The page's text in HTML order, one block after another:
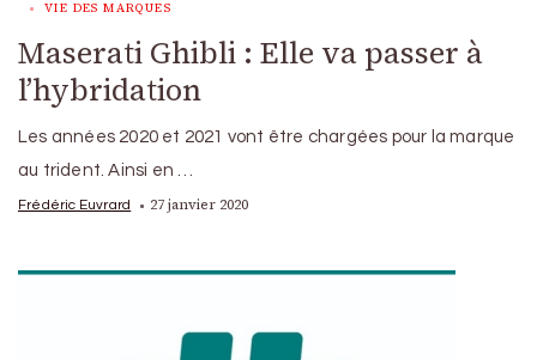
VIE DES MARQUES
Maserati Ghibli : Elle va passer à
l’hybridation
Les années 2020 et 2021 vont être chargées pour la marque
au trident. Ainsi en …
Frédéric Euvrard 27 janvier 2020